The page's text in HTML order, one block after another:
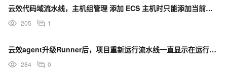
云效代码域流水线，主机组管理 添加 ECS 主机时只能添加当前账号下的吗？
205 1
云效agent升级Runner后，项目重新运行流水线一直显示在运行中请问怎么解决？
284 0